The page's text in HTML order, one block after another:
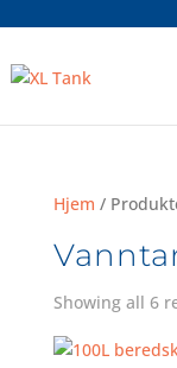
Hjem /
Showing all 6